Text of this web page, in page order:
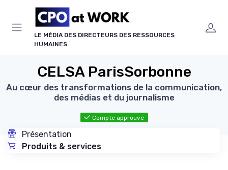
LE MÉDIA DES DIRECTEURS DES RESSOURCES
HUMAINES
CELSA ParisSorbonne
Au cœur des transformations de la communication,
des médias et du journalisme
Compte approuvé
Présentation
Produits & services
Panneau de gestion des cookies